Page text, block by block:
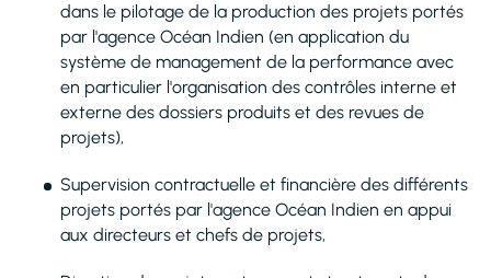
dans le pilotage de la production des projets portés
par l'agence Océan Indien (en application du
système de management de la performance avec
en particulier l'organisation des contrôles interne et
externe des dossiers produits et des revues de
projets),
Supervision contractuelle et financière des différents
projets portés par l'agence Océan Indien en appui
aux directeurs et chefs de projets,